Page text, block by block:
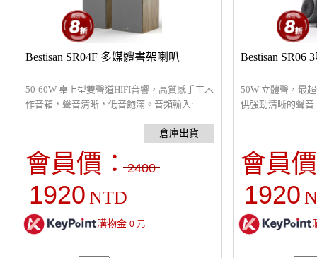
Bestisan SR04F 多媒體書架喇叭
50-60W 桌上型雙聲道HIFI音響，高質感手工木
作音箱，聲音清晰，低音飽滿。音頻輸入:
器。單個音箱規格：17.5*15.5*24.8cm
會員價：2400
1920 NTD
購物金 0元
Bestisan SR06
50W 立體聲，最
供強勁清晰的聲音
會員
1920